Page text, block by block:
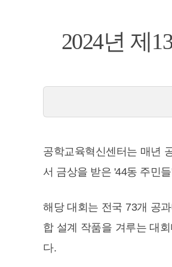
2024년 제
공학교육혁신센터는 매년
서 금상을 받은 '44동 주민
해당 대회는 전국 73개 공
합 설계 작품을 겨루는 대
다.